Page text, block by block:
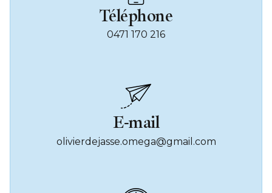
Téléphone
0471 170 216
E-mail
olivierdejasse.omega@gmail.com